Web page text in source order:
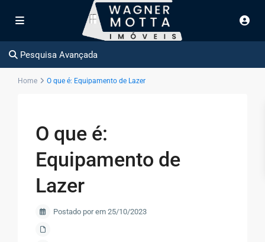
Pesquisa Avançada
Home O que é: Equipamento de Lazer
O que é:
Equipamento de
Lazer
Postado por em 25/10/2023